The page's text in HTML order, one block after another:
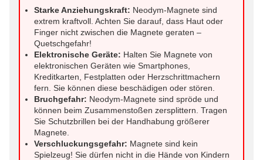
Starke Anziehungskraft: Neodym-Magnete sind
extrem kraftvoll. Achten Sie darauf, dass Haut oder
Finger nicht zwischen die Magnete geraten –
Quetschgefahr!
Elektronische Geräte: Halten Sie Magnete von
elektronischen Geräten wie Smartphones,
Kreditkarten, Festplatten oder Herzschrittmachern
fern. Sie können diese beschädigen oder stören.
Bruchgefahr: Neodym-Magnete sind spröde und
können beim Zusammenstoßen zersplittern. Tragen
Sie Schutzbrillen bei der Handhabung größerer
Magnete.
Verschluckungsgefahr: Magnete sind kein
Spielzeug! Sie dürfen nicht in die Hände von Kindern